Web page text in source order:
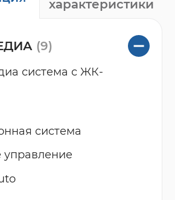
характеристики
(9)
система с ЖК-
система
управление